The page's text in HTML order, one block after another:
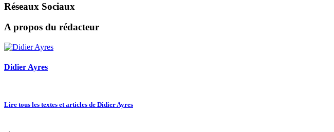
Réseaux Sociaux
A propos du rédacteur
Didier Ayres
Lire tous les textes et articles de Didier Ayres